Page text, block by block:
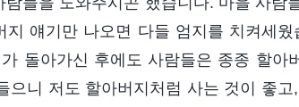
지 얘기만 나오면 다들 엄지를 치켜세
돌아가신 후에도 사람들은 종종 할
으니 저도 할아버지처럼 사는 것이 좋